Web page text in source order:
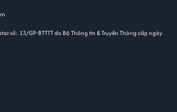
số: 13/GP-BTTTT do Bộ Thông tin & Truyền Thông cấp ngày